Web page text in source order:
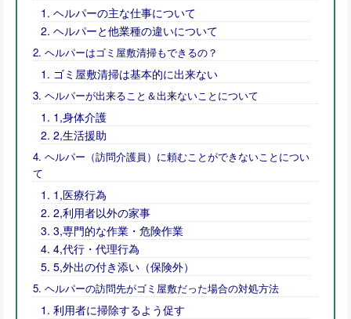
ヘルパーの主な仕事について
ヘルパーと他業種の違いについて
ヘルパーはゴミ屋敷清掃もできるの？
ゴミ屋敷清掃は基本的に出来ない
ヘルパーが出来ること＆出来ないことについて
1,身体介護
2,生活援助
ヘルパー（訪問介護員）に頼むことができないことについ
て
1,医療行為
2,利用者以外の家事
3,専門的な作業・危険作業
4,代行・代理行為
5,外出の付き添い（保険外）
ヘルパーの訪問先がゴミ屋敷だった場合の対処方法
利用者に掃除するよう促す